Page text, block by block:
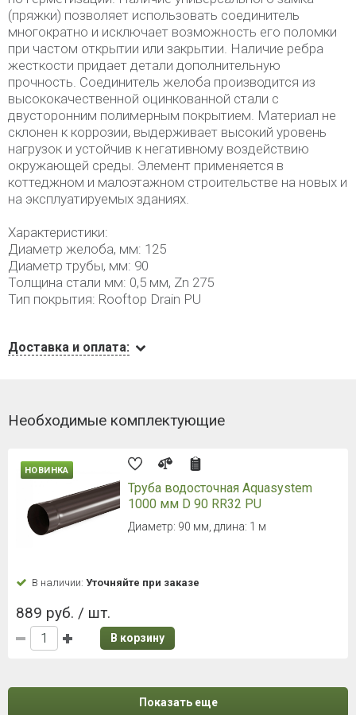
(пряжки) позволяет использовать соединитель
многократно и исключает возможность его поломки
при частом открытии или закрытии. Наличие ребра
жесткости придает детали дополнительную
прочность. Соединитель желоба производится из
высококачественной оцинкованной стали с
двусторонним полимерным покрытием. Материал не
склонен к коррозии, выдерживает высокий уровень
нагрузок и устойчив к негативному воздействию
окружающей среды. Элемент применяется в
коттеджном и малоэтажном строительстве на новых и
на эксплуатируемых зданиях.
Характеристики:
Диаметр желоба, мм: 125
Диаметр трубы, мм: 90
Толщина стали мм: 0,5 мм, Zn 275
Тип покрытия: Rooftop Drain PU
Доставка и оплата:
Необходимые комплектующие
НОВИНКА
Труба водосточная Aquasystem
1000 мм D 90 RR32 PU
Диаметр: 90 мм, длина: 1 м
В наличии: Уточняйте при заказе
889 руб. / шт.
В корзину
Показать еще